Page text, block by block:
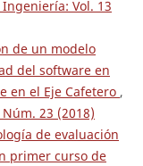
Vol. 13
de un modelo
del software en
en el Eje Cafetero ,
23 (2018)
de evaluación
primer curso de